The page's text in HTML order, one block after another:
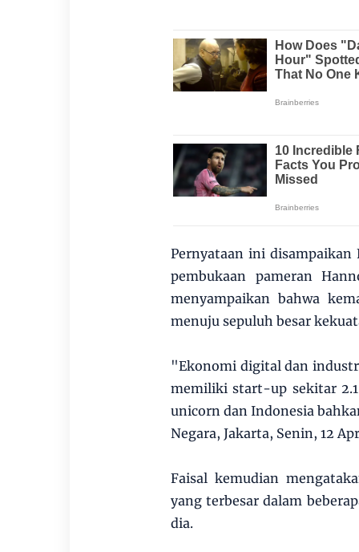
Pernyataan ini disampaikan
pembukaan pameran
menyampaikan bahwa
menuju sepuluh besar
"Ekonomi digital dan
memiliki start-up sekitar
unicorn dan Indonesia
Negara, Jakarta, Senin, 12
Faisal kemudian
yang terbesar dalam
dia.